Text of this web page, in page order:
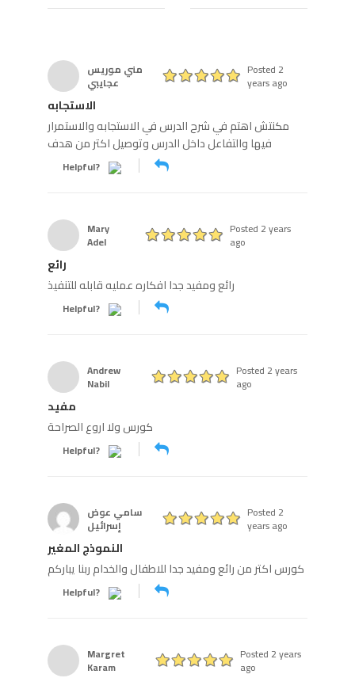
مني موريس
عجايبي
Posted 2
years ago
الاستجابه
مكنتش اهتم في شرح الدرس في الاستجابه والاستمرار
فيها والتفاعل داخل الدرس وتوصيل اكتر من هدف
Helpful?
Mary
Adel
Posted 2 years
ago
رائع
رائع ومفيد جدا افكاره عمليه قابله للتنفيذ
Helpful?
Andrew
Nabil
Posted 2 years
ago
مفيد
كورس ولا اروع الصراحة
Helpful?
سامي عوض
إسرائيل
Posted 2
years ago
النموذج المغير
كورس اكتر من رائع ومفيد جدا للاطفال والخدام ربنا يباركم
Helpful?
Margret
Karam
Posted 2 years
ago